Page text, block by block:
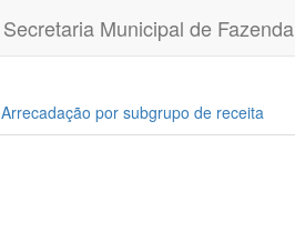
Secretaria Municipal de Fazenda
Arrecadação por subgrupo de receita